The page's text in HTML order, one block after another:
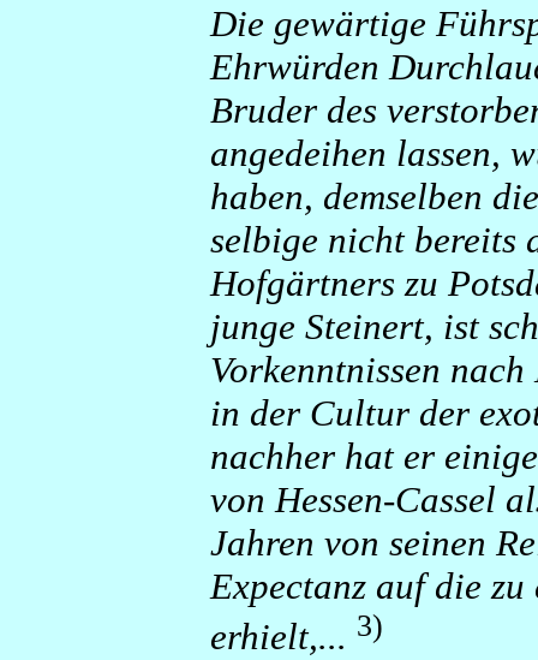
Die gewärtige
Ehrwürden
Bruder des
angedeihen lassen,
haben, demselben
selbige nicht bereits
Hofgärtners zu
junge Steinert, ist
Vorkenntnissen
in der Cultur der
nachher hat er
von Hessen-Cassel
Jahren von seinen
Expectanz auf die
erhielt,... 3)